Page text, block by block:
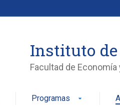
Instituto
Facultad de
Programas arrow_drop_down